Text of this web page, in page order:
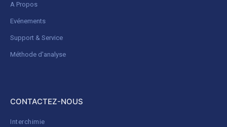
A Propos
Evénements
Support & Service
Méthode d'analyse
CONTACTEZ-NOUS
Interchimie